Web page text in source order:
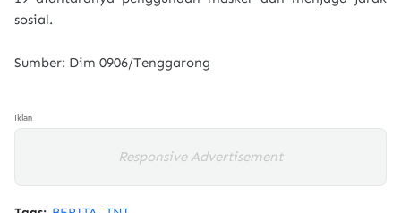
sosial.
Sumber: Dim 0906/Tenggarong
Iklan
Responsive Advertisement